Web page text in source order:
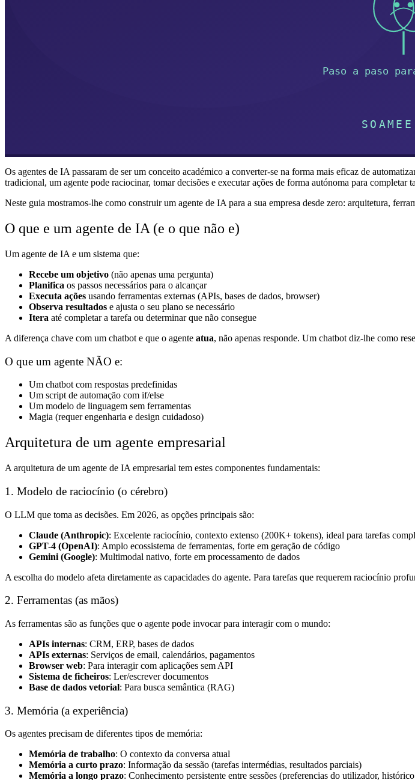
Os agentes de IA passaram de ser um conceito académico a converter-se na forma mais eficaz de
tradicional, um agente pode raciocinar, tomar decisões e executar ações de forma autónoma para completar
Neste guia mostramos-lhe como construir um agente de IA para a sua empresa desde zero: arquitetura,
O que e um agente de IA (e o que não e)
Um agente de IA e um sistema que:
Recebe um objetivo (não apenas uma pergunta)
Planifica os passos necessários para o alcançar
Executa ações usando ferramentas externas (APIs, bases de dados, browser)
Observa resultados e ajusta o seu plano se necessário
Itera até completar a tarefa ou determinar que não consegue
A diferença chave com um chatbot e que o agente atua, não apenas responde. Um chatbot diz-lhe como
O que um agente NÃO e:
Um chatbot com respostas predefinidas
Um script de automação com if/else
Um modelo de linguagem sem ferramentas
Magia (requer engenharia e design cuidadoso)
Arquitetura de um agente empresarial
A arquitetura de um agente de IA empresarial tem estes componentes fundamentais:
1. Modelo de raciocínio (o cérebro)
O LLM que toma as decisões. Em 2026, as opções principais são:
Claude (Anthropic): Excelente raciocínio, contexto extenso (200K+ tokens), ideal para tarefas
GPT-4 (OpenAI): Amplo ecossistema de ferramentas, forte em geração de código
Gemini (Google): Multimodal nativo, forte em processamento de dados
A escolha do modelo afeta diretamente as capacidades do agente. Para tarefas que requerem raciocínio
2. Ferramentas (as mãos)
As ferramentas são as funções que o agente pode invocar para interagir com o mundo:
APIs internas: CRM, ERP, bases de dados
APIs externas: Serviços de email, calendários, pagamentos
Browser web: Para interagir com aplicações sem API
Sistema de ficheiros: Ler/escrever documentos
Base de dados vetorial: Para busca semântica (RAG)
3. Memória (a experiência)
Os agentes precisam de diferentes tipos de memória:
Memória de trabalho: O contexto da conversa atual
Memória a curto prazo: Informação da sessão (tarefas intermédias, resultados parciais)
Memória a longo prazo: Conhecimento persistente entre sessões (preferencias do utilizador,